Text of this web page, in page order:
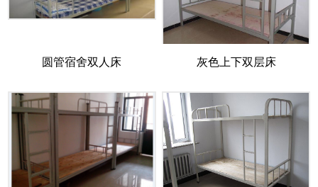
圆管宿舍双人床 灰色上下双层床